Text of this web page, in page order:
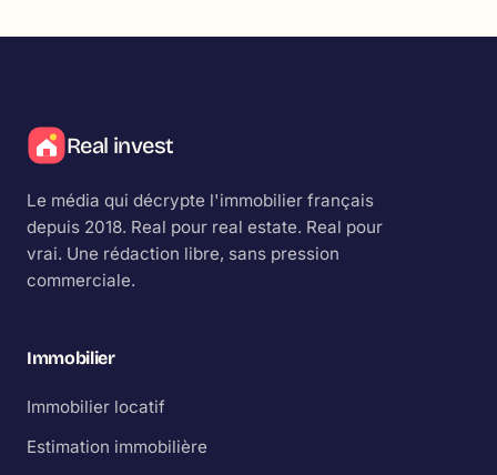
Real invest
Le média qui décrypte l'immobilier français
depuis 2018. Real pour real estate. Real pour
vrai. Une rédaction libre, sans pression
commerciale.
Immobilier
Immobilier locatif
Estimation immobilière